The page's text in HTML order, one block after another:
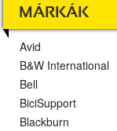
MÁRKÁK
Avid
B&W International
Bell
BiciSupport
Blackburn